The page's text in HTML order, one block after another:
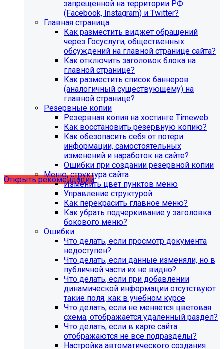
Рекомендации по безопасности
Открыть рекомендации
С 1 февраля 2023 года ограничена
поддержка продуктов 1С-Битрикс на
запрещенной на территории РФ
(Facebook, Instagram) и Twitter?
Главная страница
Как разместить виджет обращений
через Госуслуги, общественных
обсуждений на главной странице сайта?
Как отключить заголовок блока на
главной странице?
Как разместить список баннеров
(аналогичный существующему) на
главной странице?
Резервные копии
Резервная копия на хостинге Timeweb
Как восстановить резервную копию?
Как обезопасить себя от потери
информации, самостоятельных
изменений и наработок на сайте?
Ошибки при создании резервной копии
Меню, структура сайта
Изменить цвет пунктов меню
Управление структурой
Как перекрасить главное меню?
Как убрать подчеркивание у заголовка
бокового меню?
Ошибки
Что делать, если просмотр документа
недоступен?
Что делать, если данные изменяли, но в
публичной части их не видно?
Что делать, если при добавлении
динамической информации отсутствуют
такие поля, как в учебном курсе
Что делать, если не меняется цветовая
схема, отображается удаленный раздел?
Что делать, если в карте сайта
отображаются не все подразделы?
Настройка автоматического создания